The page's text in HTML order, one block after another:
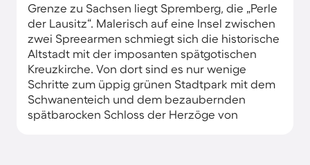
Grenze zu Sachsen liegt Spremberg, die „Perle
der Lausitz“. Malerisch auf eine Insel zwischen
zwei Spreearmen schmiegt sich die historische
Altstadt mit der imposanten spätgotischen
Kreuzkirche. Von dort sind es nur wenige
Schritte zum üppig grünen Stadtpark mit dem
Schwanenteich und dem bezaubernden
spätbarocken Schloss der Herzöge von